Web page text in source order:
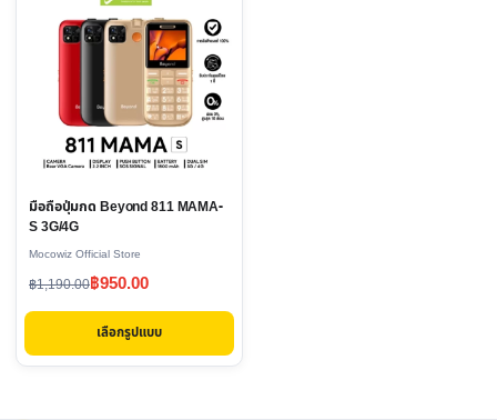
มือถือปุ่มกด Beyond 811 MAMA-
S 3G/4G
Mocowiz Official Store
฿1,190.00
Original
price
฿1,190.00.
฿950.00
Current
price
฿950.00.
เลือกรูปแบบ
product
multiple
variants.
options
be
chosen
on
the
page